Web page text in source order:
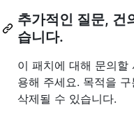
추가적인 질문, 건
습니다.
이 패치에 대해 문의할
용해 주세요. 목적을
삭제될 수 있습니다.